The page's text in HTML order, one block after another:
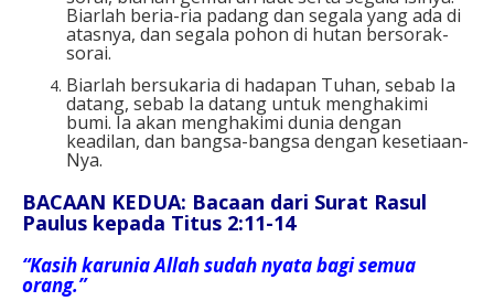
Biarlah beria-ria padang dan segala yang ada di
atasnya, dan segala pohon di hutan bersorak-
sorai.
Biarlah bersukaria di hadapan Tuhan, sebab Ia
datang, sebab Ia datang untuk menghakimi
bumi. Ia akan menghakimi dunia dengan
keadilan, dan bangsa-bangsa dengan kesetiaan-
Nya.
BACAAN KEDUA: Bacaan dari Surat Rasul
Paulus kepada Titus 2:11-14
“Kasih karunia Allah sudah nyata bagi semua
orang.”